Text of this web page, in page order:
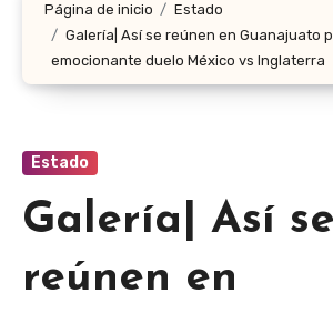
Página de inicio
Estado
Galería| Así se reúnen en Guanajuato
emocionante duelo México vs Inglaterra
Estado
Galería| Así se
reúnen en